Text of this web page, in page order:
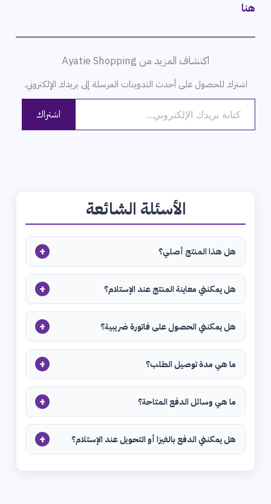
هنا
اكتشاف المزيد من Ayatie Shopping
اشترك للحصول على أحدث التدوينات المرسلة إلى بريدك الإلكتروني.
كتابة بريدك الإلكتروني...
اشتراك
الأسئلة الشائعة
هل هذا المنتج أصلي؟ +
هل يمكنني معاينة المنتج عند الإستلام؟ +
هل يمكنني الحصول على فاتورة ضريبية؟ +
ما هي مدة توصيل الطلب؟ +
ما هي وسائل الدفع المتاحة؟ +
هل يمكنني الدفع بالفيزا أو التحويل عند الإستلام؟ +